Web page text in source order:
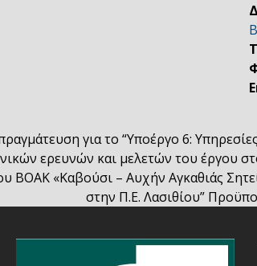
για το “Υποέργο 6:
ερευνών και μελετών του έργου
ΒΟΑΚ «Καβούσι – Αυχήν Αγκαθιάς
στην Π.Ε. Λασιθίου”